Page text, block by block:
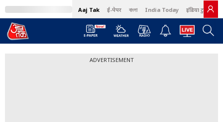
Aaj Tak ई-पेपर বাংলা India Today इंडिया टुडे हिंदी
ADVERTISEMENT